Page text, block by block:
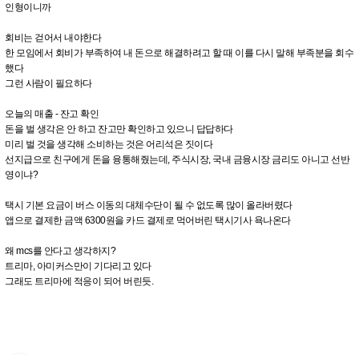
인형이니까
회비는 걷어서 내야한다
한 모임에서 회비가 부족하여 내 돈으로 해결하려고 할 때 이를 다시 말해 부족분을 회수
했다
그런 사람이 필요하다
오늘의 매출 - 잔고 확인
돈을 벌 생각은 안 하고 잔고만 확인하고 있으니 답답하다
미리 벌 것을 생각해 소비하는 것은 어리석은 짓이다
선지급으로 친구에게 돈을 융통해줬는데, 주식시장, 국내 금융시장 금리도 아니고 선반
영이냐?
택시 기본 요금이 버스 이동의 대체수단이 될 수 없도록 많이 올라버렸다
앱으로 결제한 금액 6300원을 카드 결제로 먹어버린 택시기사 욕나온다
왜 mcs를 안다고 생각하지?
트리마, 아미커스만이 기다리고 있다
그래도 트리마에 적응이 되어 버린듯.